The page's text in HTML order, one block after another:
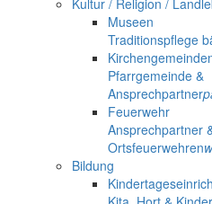
Kultur / Religion /
Museen
Traditionspflege
Pfarrgemeinde &
Ansprechpartner
Feuerwehr
Ansprechpartner
Ortsfeuerwehren
Bildung